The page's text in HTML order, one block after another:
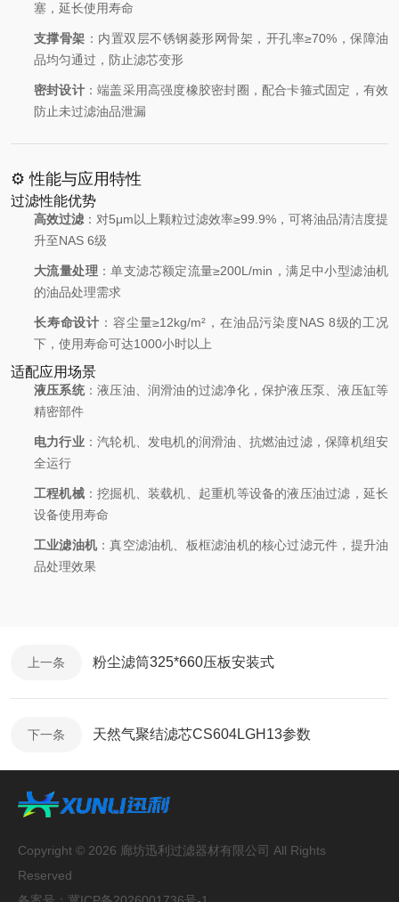
塞，延长使用寿命
支撑骨架 ：内置双层不锈钢菱形网骨架，开孔率≥70%，保障油
品均匀通过，防止滤芯变形
密封设计：端盖采用高强度橡胶密封圈，配合卡箍式固定，有效
防止未过滤油品泄漏
⚙️ 性能与应用特性
过滤性能优势
高效过滤 ：对5μm以上颗粒过滤效率≥99.9%，可将油品清洁度提
升至NAS 6级
大流量处理：单支滤芯额定流量≥200L/min，满足中小型滤油机
的油品处理需求
长寿命设计 ：容尘量≥12kg/m²，在油品污染度NAS 8级的工况
下，使用寿命可达1000小时以上
适配应用场景
液压系统：液压油、润滑油的过滤净化，保护液压泵、液压缸等
精密部件
电力行业：汽轮机、发电机的润滑油、抗燃油过滤，保障机组安
全运行
工程机械：挖掘机、装载机、起重机等设备的液压油过滤，延长
设备使用寿命
工业滤油机 ：真空滤油机、板框滤油机的核心过滤元件，提升油
品处理效果
上一条 粉尘滤筒325*660压板安装式
下一条 天然气聚结滤芯CS604LGH13参数
Copyright © 2026 廊坊迅利过滤器材有限公司 All Rights
Reserved